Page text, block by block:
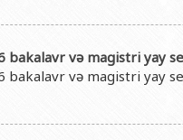
bakalavr və magistri yay
bakalavr və magistri yay